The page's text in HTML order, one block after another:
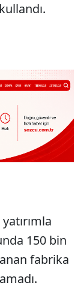
150 bin
fabrika